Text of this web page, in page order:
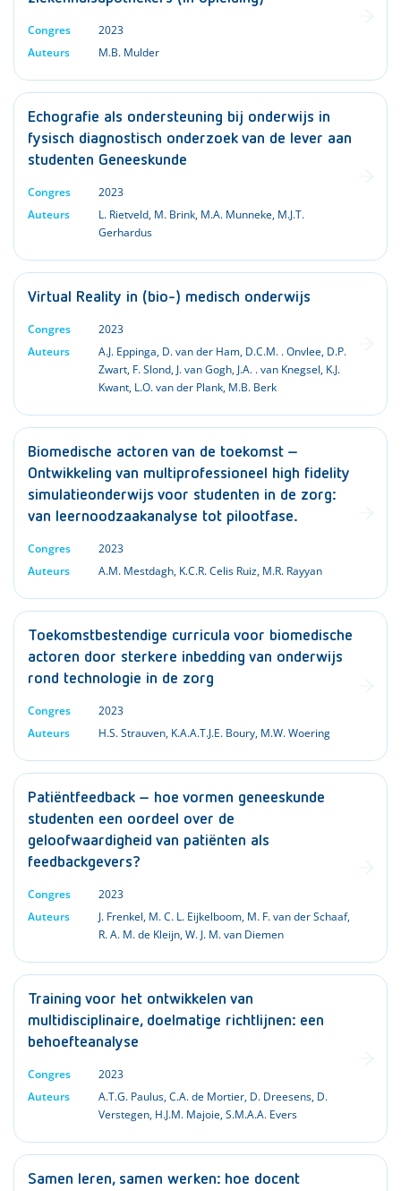
Congres
2023
Auteurs
M.B. Mulder
Echografie als ondersteuning bij onderwijs in
fysisch diagnostisch onderzoek van de lever aan
studenten Geneeskunde
Congres
2023
Auteurs
L. Rietveld, M. Brink, M.A. Munneke, M.J.T.
Gerhardus
Virtual Reality in (bio-) medisch onderwijs
Congres
2023
Auteurs
A.J. Eppinga, D. van der Ham, D.C.M. . Onvlee, D.P.
Zwart, F. Slond, J. van Gogh, J.A. . van Knegsel, K.J.
Kwant, L.O. van der Plank, M.B. Berk
Biomedische actoren van de toekomst –
Ontwikkeling van multiprofessioneel high fidelity
simulatieonderwijs voor studenten in de zorg:
van leernoodzaakanalyse tot pilootfase.
Congres
2023
Auteurs
A.M. Mestdagh, K.C.R. Celis Ruiz, M.R. Rayyan
Toekomstbestendige curricula voor biomedische
actoren door sterkere inbedding van onderwijs
rond technologie in de zorg
Congres
2023
Auteurs
H.S. Strauven, K.A.A.T.J.E. Boury, M.W. Woering
Patiëntfeedback – hoe vormen geneeskunde
studenten een oordeel over de
geloofwaardigheid van patiënten als
feedbackgevers?
Congres
2023
Auteurs
J. Frenkel, M. C. L. Eijkelboom, M. F. van der Schaaf,
R. A. M. de Kleijn,W. J. M. van Diemen
Training voor het ontwikkelen van
multidisciplinaire, doelmatige richtlijnen: een
behoefteanalyse
Congres
2023
Auteurs
A.T.G. Paulus,C.A. de Mortier, D. Dreesens, D.
Verstegen, H.J.M. Majoie,S.M.A.A. Evers
Samen leren, samen werken: hoe docent